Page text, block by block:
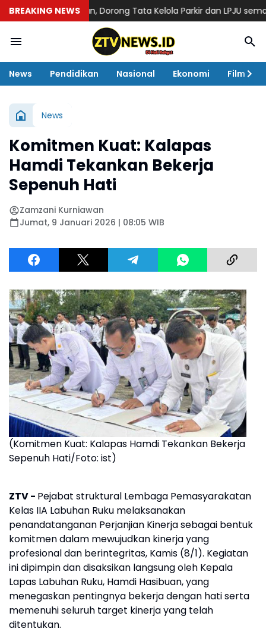
BREAKING NEWS
Kota Medan, Dorong Tata Kelola Parkir dan LPJU semakin
News Pendidikan Nasional Ekonomi Film
News
Komitmen Kuat: Kalapas
Hamdi Tekankan Bekerja
Sepenuh Hati
Zamzani Kurniawan
Jumat, 9 Januari 2026 | 08:05 WIB
(Komitmen Kuat: Kalapas Hamdi Tekankan Bekerja
Sepenuh Hati/Foto: ist)
ZTV - Pejabat struktural Lembaga Pemasyarakatan
Kelas IIA Labuhan Ruku melaksanakan
penandatanganan Perjanjian Kinerja sebagai bentuk
komitmen dalam mewujudkan kinerja yang
profesional dan berintegritas, Kamis (8/1). Kegiatan
ini dipimpin dan disaksikan langsung oleh Kepala
Lapas Labuhan Ruku, Hamdi Hasibuan, yang
menegaskan pentingnya bekerja dengan hati serta
memenuhi seluruh target kinerja yang telah
ditentukan.